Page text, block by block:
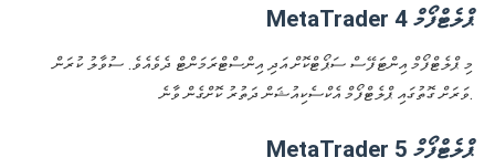
MetaTrader 4 ޕްލެޓްފޯމް
މި ޕްލެޓްފޯމް އިންޓަފޭސް ސަޕޯޓްކޮށް އަދި އިންސްޓްރަމަންޓް ދެވެއެވެ. ސުވާލު ކުރަން
ވަރަށް ގޮތުގައި ޕްލެޓްފޯމް އެކްސެކިއުޝަން ދަތުރު ކޮށްގެން ވާނެ.
MetaTrader 5 ޕްލެޓްފޯމް